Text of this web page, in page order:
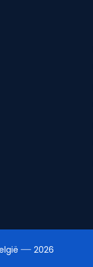
2026